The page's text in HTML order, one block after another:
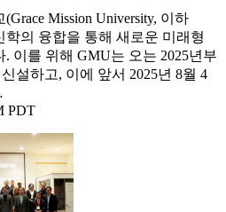
Mission University, 이하
의 융합을 통해 새로운 미래형
이를 위해 GMU는 오는 2025년부
설하고, 이에 앞서 2025년 8월 4
PDT